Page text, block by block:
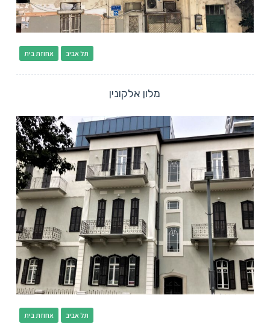
אחוזת בית תל אביב
מלון אלקונין
אחוזת בית תל אביב